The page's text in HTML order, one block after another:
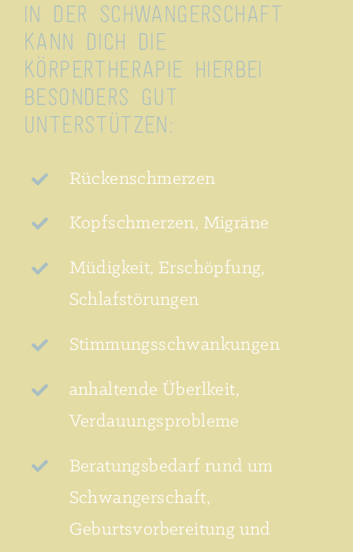
In der Schwangerschaft
kann dich die
Körpertherapie hierbei
besonders gut
unterstützen:
Rückenschmerzen
Kopfschmerzen, Migräne
Müdigkeit, Erschöpfung,
Schlafstörungen
Stimmungsschwankungen
anhaltende Überlkeit,
Verdauungsprobleme
Beratungsbedarf rund um
Schwangerschaft,
Geburtsvorbereitung und